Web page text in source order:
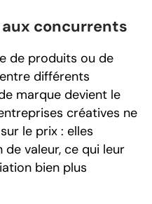
concurrents
de produits ou de
différents
marque devient le
créatives ne
le prix : elles
valeur, ce qui leur
bien plus